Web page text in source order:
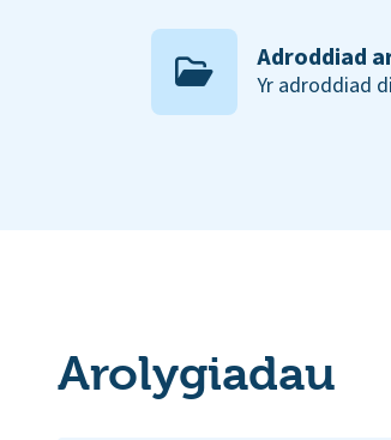
Adroddiad
Yr adroddiad
Arolygiadau